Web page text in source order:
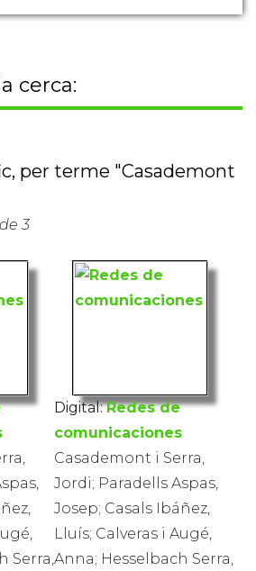
cerca:
per terme "Casademont
3
Serra,
Digital: Redes de
comunicaciones
Casademont i Serra,
Jordi; Paradells Aspas,
Josep; Casals Ibáñez,
Lluís; Calveras i Augé,
Anna; Hesselbach Serra,